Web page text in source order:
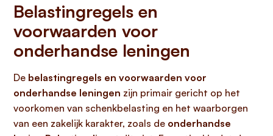
Belastingregels en
voorwaarden voor
onderhandse leningen
De belastingregels en voorwaarden voor
onderhandse leningen zijn primair gericht op het
voorkomen van schenkbelasting en het waarborgen
van een zakelijk karakter, zoals de onderhandse